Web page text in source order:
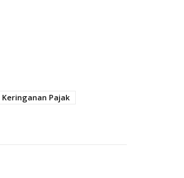
Keringanan Pajak